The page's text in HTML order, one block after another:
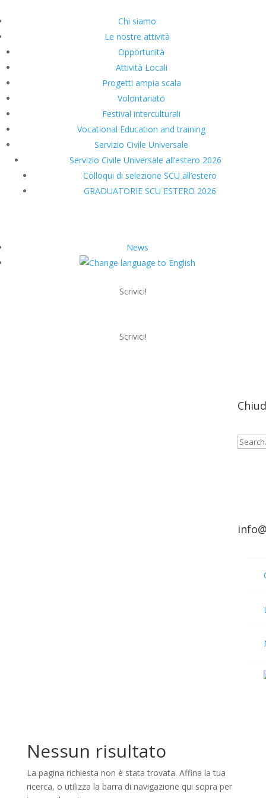
Chi siamo
Le nostre attività
Opportunità
Attività Locali
Progetti ampia scala
Volontariato
Festival interculturali
Vocational Education and training
Servizio Civile Universale
Servizio Civile Universale all’estero 2026
Colloqui di selezione SCU all’estero
GRADUATORIE SCU ESTERO 2026
News
Scrivici!
Scrivici!
Menu
Cerca:
Nessun risultato
La pagina richiesta non è stata trovata. Affina la tua
ricerca, o utilizza la barra di navigazione qui sopra per